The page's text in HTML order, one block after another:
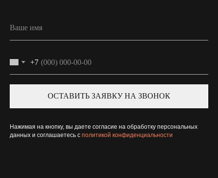
+7
ОСТАВИТЬ ЗАЯВКУ НА ЗВОНОК
Нажимая на кнопку, вы даете согласие на обработку персональных
данных и соглашаетесь c политикой конфиденциальности